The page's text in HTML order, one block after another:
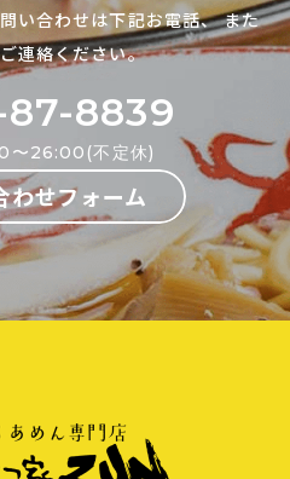
い合わせは下記お電話、また
連絡ください。
8839
〜26:00(不定休)
わせフォーム